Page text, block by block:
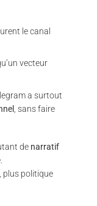
le canal
vecteur
a surtout
, sans faire
de narratif
plus politique